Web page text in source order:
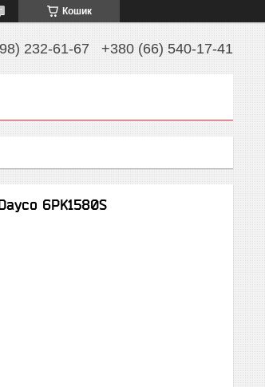
Кошик
232-61-67 +380 (66) 540-17-41
6PK1580S